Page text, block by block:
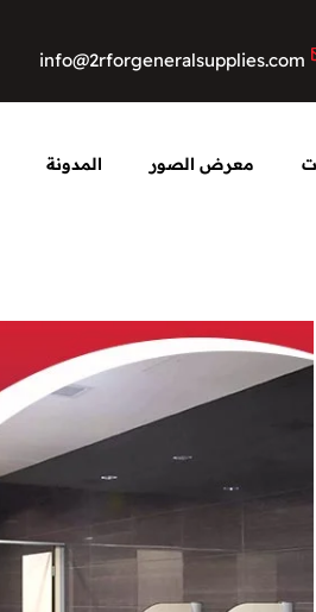
info@2rforgeneralsupplies.com
معرض الصور المدونة